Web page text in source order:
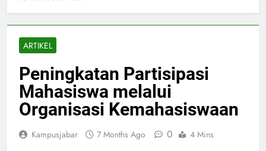
ARTIKEL
Peningkatan Partisipasi
Mahasiswa melalui
Organisasi Kemahasiswaan
Kampusjabar 7 Months Ago 0 4 Mins